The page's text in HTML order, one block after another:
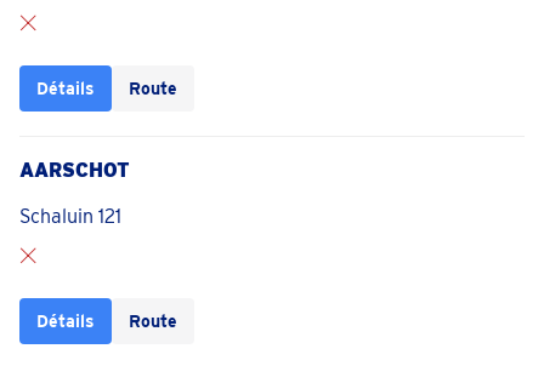
Détails Route
AARSCHOT
Schaluin 121
Détails Route